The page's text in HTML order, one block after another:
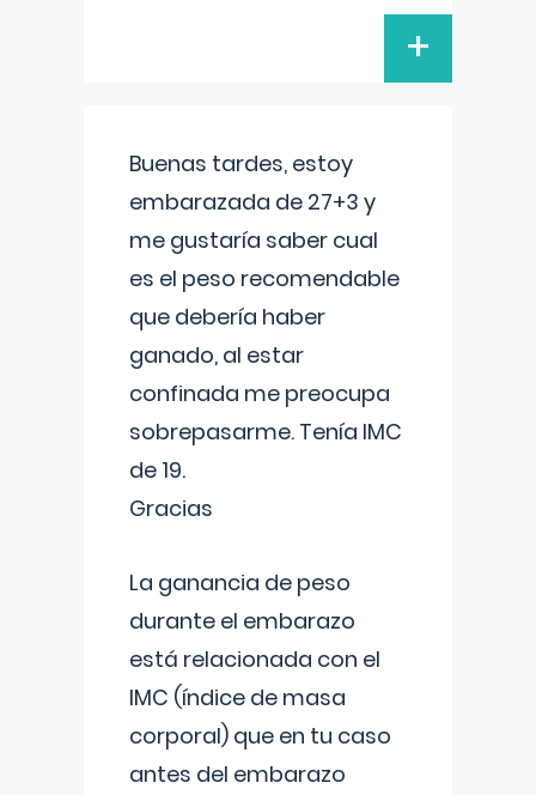
+
Buenas tardes, estoy
embarazada de 27+3 y
me gustaría saber cual
es el peso recomendable
que debería haber
ganado, al estar
confinada me preocupa
sobrepasarme. Tenía IMC
de 19.
Gracias
La ganancia de peso
durante el embarazo
está relacionada con el
IMC (índice de masa
corporal) que en tu caso
antes del embarazo